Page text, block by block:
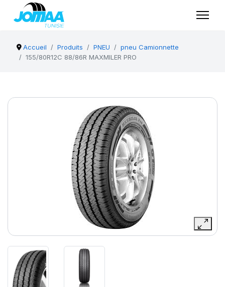
Accueil Produits PNEU
pneu Camionnette
155/80R12C 88/86R MAXMILER PRO